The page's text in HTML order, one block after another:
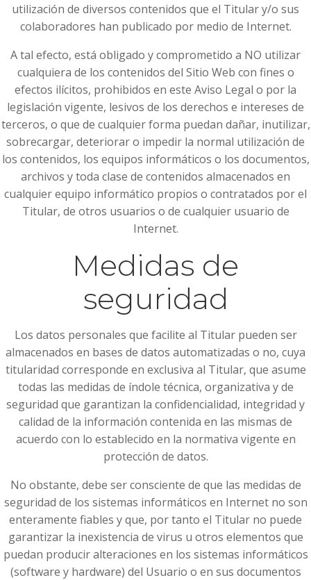
utilización de diversos contenidos que el Titular y/o sus
colaboradores han publicado por medio de Internet.
A tal efecto, está obligado y comprometido a NO utilizar
cualquiera de los contenidos del Sitio Web con fines o
efectos ilícitos, prohibidos en este Aviso Legal o por la
legislación vigente, lesivos de los derechos e intereses de
terceros, o que de cualquier forma puedan dañar, inutilizar,
sobrecargar, deteriorar o impedir la normal utilización de
los contenidos, los equipos informáticos o los documentos,
archivos y toda clase de contenidos almacenados en
cualquier equipo informático propios o contratados por el
Titular, de otros usuarios o de cualquier usuario de
Internet.
Medidas de
seguridad
Los datos personales que facilite al Titular pueden ser
almacenados en bases de datos automatizadas o no, cuya
titularidad corresponde en exclusiva al Titular, que asume
todas las medidas de índole técnica, organizativa y de
seguridad que garantizan la confidencialidad, integridad y
calidad de la información contenida en las mismas de
acuerdo con lo establecido en la normativa vigente en
protección de datos.
No obstante, debe ser consciente de que las medidas de
seguridad de los sistemas informáticos en Internet no son
enteramente fiables y que, por tanto el Titular no puede
garantizar la inexistencia de virus u otros elementos que
puedan producir alteraciones en los sistemas informáticos
(software y hardware) del Usuario o en sus documentos